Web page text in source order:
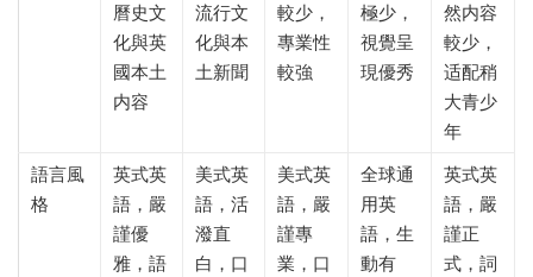
曆史文
化與英
國本土
内容
流行文
化與本
土新聞
較少，
專業性
較強
極少，
視覺呈
現優秀
然内容
較少，
适配稍
大青少
年
語言風
格
英式英
語，嚴
謹優
雅，語
美式英
語，活
潑直
白，口
美式英
語，嚴
謹專
業，口
全球通
用英
語，生
動有
英式英
語，嚴
謹正
式，詞